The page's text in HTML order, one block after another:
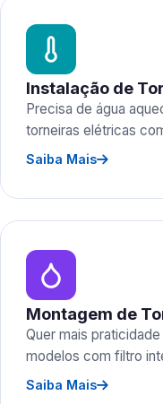
Instalação de
Precisa de água
torneiras elétricas
Saiba Mais
Montagem de
Quer mais
modelos com filtro
Saiba Mais